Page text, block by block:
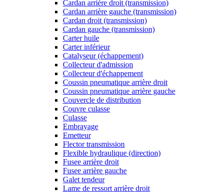
Cardan arrière droit (transmission)
Cardan arrière gauche (transmission)
Cardan droit (transmission)
Cardan gauche (transmission)
Carter huile
Carter inférieur
Catalyseur (échappement)
Collecteur d'admission
Collecteur d'échappement
Coussin pneumatique arrière droit
Coussin pneumatique arrière gauche
Couvercle de distribution
Couvre culasse
Culasse
Embrayage
Emetteur
Flector transmission
Flexible hydraulique (direction)
Fusee arrière droit
Fusee arrière gauche
Galet tendeur
Lame de ressort arrière droit